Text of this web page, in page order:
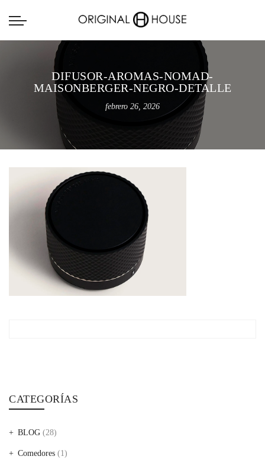
DIFUSOR-AROMAS-NOMAD-
MAISONBERGER-NEGRO-DETALLE
febrero 26, 2026
CATEGORÍAS
BLOG (28)
Comedores (1)